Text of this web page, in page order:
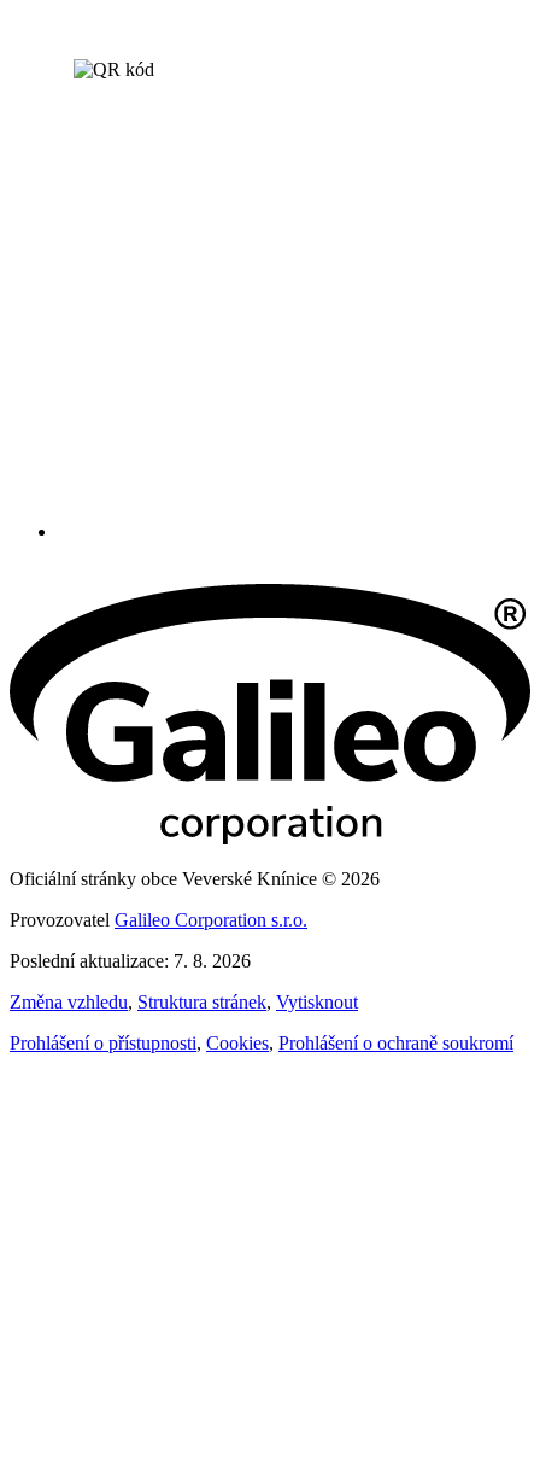
Oficiální stránky obce Veverské Knínice © 2026
Provozovatel Galileo Corporation s.r.o.
Poslední aktualizace: 7. 8. 2026
Změna vzhledu, Struktura stránek, Vytisknout
Prohlášení o přístupnosti, Cookies, Prohlášení o ochraně soukromí